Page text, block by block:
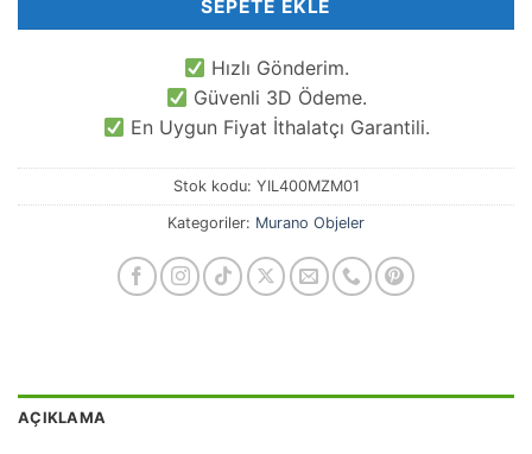
SEPETE EKLE
Hızlı Gönderim.
Güvenli 3D Ödeme.
En Uygun Fiyat İthalatçı Garantili.
Stok kodu: YIL400MZM01
Kategoriler: Murano Objeler
AÇIKLAMA